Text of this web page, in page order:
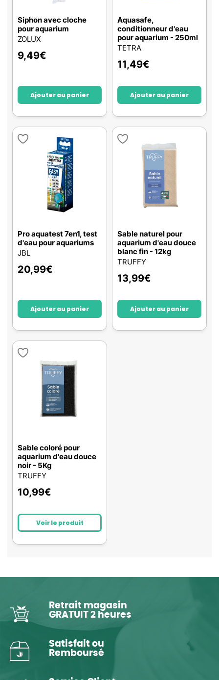
Siphon avec cloche
pour aquarium
ZOLUX
9,49€
Ajouter au panier
Aquasafe,
conditionneur d'eau
pour aquarium - 250ml
TETRA
11,49€
Ajouter au panier
Pro aquatest 7en1, test
d'eau pour aquariums
JBL
20,99€
Ajouter au panier
Sable naturel pour
aquarium d'eau douce
blanc fin - 12kg
TRUFFY
13,99€
Ajouter au panier
Sable coloré pour
aquarium d'eau douce
noir - 5Kg
TRUFFY
10,99€
Voir le produit
Retrait magasin
GRATUIT 2 heures
Satisfait ou
Remboursé